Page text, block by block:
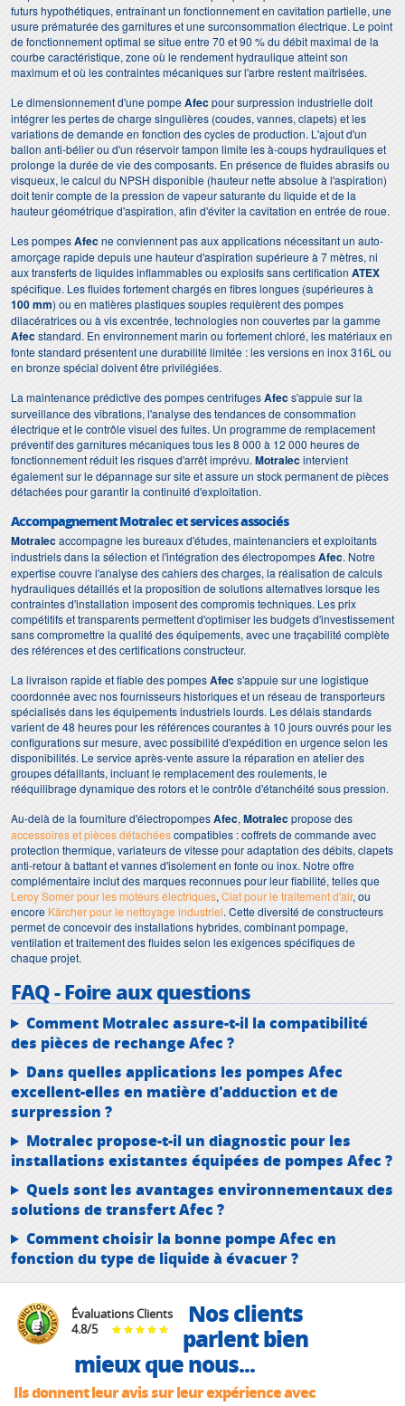
futurs hypothétiques, entraînant un fonctionnement en cavitation partielle, une
usure prématurée des garnitures et une surconsommation électrique. Le point
de fonctionnement optimal se situe entre 70 et 90 % du débit maximal de la
courbe caractéristique, zone où le rendement hydraulique atteint son
maximum et où les contraintes mécaniques sur l'arbre restent maîtrisées.
Le dimensionnement d'une pompeAfecpour surpression industrielle doit
intégrer les pertes de charge singulières (coudes, vannes, clapets) et les
variations de demande en fonction des cycles de production. L'ajout d'un
ballon anti-bélier ou d'un réservoir tampon limite les à-coups hydrauliques et
prolonge la durée de vie des composants. En présence de fluides abrasifs ou
visqueux, le calcul du NPSH disponible (hauteur nette absolue à l'aspiration)
doit tenir compte de la pression de vapeur saturante du liquide et de la
hauteur géométrique d'aspiration, afin d'éviter la cavitation en entrée de roue.
Les pompesAfecne conviennent pas aux applications nécessitant un auto-
amorçage rapide depuis une hauteur d'aspiration supérieure à 7 mètres, ni
aux transferts de liquides inflammables ou explosifs sans certification ATEX
spécifique. Les fluides fortement chargés en fibres longues (supérieures à
100 mm) ou en matières plastiques souples requièrent des pompes
dilacératrices ou à vis excentrée, technologies non couvertes par la gamme
Afecstandard. En environnement marin ou fortement chloré, les matériaux en
fonte standard présentent une durabilité limitée : les versions en inox 316L ou
en bronze spécial doivent être privilégiées.
La maintenance prédictive des pompes centrifugesAfecs'appuie sur la
surveillance des vibrations, l'analyse des tendances de consommation
électrique et le contrôle visuel des fuites. Un programme de remplacement
préventif des garnitures mécaniques tous les 8 000 à 12 000 heures de
fonctionnement réduit les risques d'arrêt imprévu. Motralecintervient
également sur le dépannage sur site et assure un stock permanent de pièces
détachées pour garantir la continuité d'exploitation.
Accompagnement Motralec et services associés
Motralecaccompagne les bureaux d'études, maintenanciers et exploitants
industriels dans la sélection et l'intégration des électropompesAfec. Notre
expertise couvre l'analyse des cahiers des charges, la réalisation de calculs
hydrauliques détaillés et la proposition de solutions alternatives lorsque les
contraintes d'installation imposent des compromis techniques. Les prix
compétitifs et transparents permettent d'optimiser les budgets d'investissement
sans compromettre la qualité des équipements, avec une traçabilité complète
des références et des certifications constructeur.
La livraison rapide et fiable des pompesAfecs'appuie sur une logistique
coordonnée avec nos fournisseurs historiques et un réseau de transporteurs
spécialisés dans les équipements industriels lourds. Les délais standards
varient de 48 heures pour les références courantes à 10 jours ouvrés pour les
configurations sur mesure, avec possibilité d'expédition en urgence selon les
disponibilités. Le service après-vente assure la réparation en atelier des
groupes défaillants, incluant le remplacement des roulements, le
rééquilibrage dynamique des rotors et le contrôle d'étanchéité sous pression.
Au-delà de la fourniture d'électropompesAfec, Motralecpropose des
accessoires et pièces détachéescompatibles : coffrets de commande avec
protection thermique, variateurs de vitesse pour adaptation des débits, clapets
anti-retour à battant et vannes d'isolement en fonte ou inox. Notre offre
complémentaire inclut des marques reconnues pour leur fiabilité, telles que
Leroy Somer pour les moteurs électriques, Ciat pour le traitement d'air, ou
encore Kärcher pour le nettoyage industriel. Cette diversité de constructeurs
permet de concevoir des installations hybrides, combinant pompage,
ventilation et traitement des fluides selon les exigences spécifiques de
chaque projet.
FAQ - Foire aux questions
Comment Motralec assure-t-il la compatibilité
des pièces de rechange Afec ?
Dans quelles applications les pompes Afec
excellent-elles en matière d'adduction et de
surpression ?
Motralec propose-t-il un diagnostic pour les
installations existantes équipées de pompes Afec ?
Quels sont les avantages environnementaux des
solutions de transfert Afec ?
Comment choisir la bonne pompe Afec en
fonction du type de liquide à évacuer ?
Évaluations Clients
4.8/5
Nos clients
parlent bien
mieux que nous...
Ils donnent leur avis sur leur expérience avec